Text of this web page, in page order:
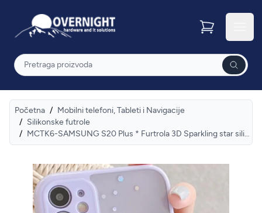
Overnight
Pretraga
Početna / Mobilni telefoni, Tableti i Navigacije
/ Silikonske futrole
/
MCTK6-SAMSUNG S20 Plus * Furtrola 3D Sparkling star silicone Purple (89)